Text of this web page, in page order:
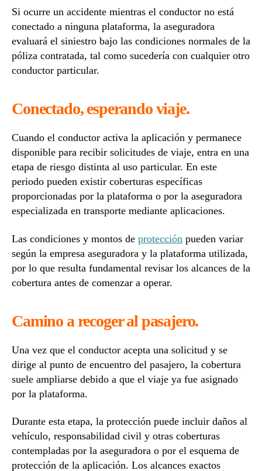
Si ocurre un accidente mientras el conductor no está
conectado a ninguna plataforma, la aseguradora
evaluará el siniestro bajo las condiciones normales de la
póliza contratada, tal como sucedería con cualquier otro
conductor particular.
Conectado, esperando viaje.
Cuando el conductor activa la aplicación y permanece
disponible para recibir solicitudes de viaje, entra en una
etapa de riesgo distinta al uso particular. En este
periodo pueden existir coberturas específicas
proporcionadas por la plataforma o por la aseguradora
especializada en transporte mediante aplicaciones.
Las condiciones y montos de protección pueden variar
según la empresa aseguradora y la plataforma utilizada,
por lo que resulta fundamental revisar los alcances de la
cobertura antes de comenzar a operar.
Camino a recoger al pasajero.
Una vez que el conductor acepta una solicitud y se
dirige al punto de encuentro del pasajero, la cobertura
suele ampliarse debido a que el viaje ya fue asignado
por la plataforma.
Durante esta etapa, la protección puede incluir daños al
vehículo, responsabilidad civil y otras coberturas
contempladas por la aseguradora o por el esquema de
protección de la aplicación. Los alcances exactos